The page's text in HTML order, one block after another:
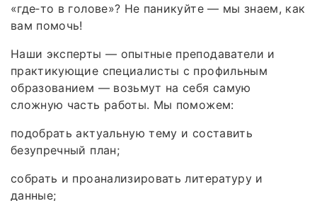
«где‑то в голове»? Не паникуйте — мы знаем, как
вам помочь!
Наши эксперты — опытные преподаватели и
практикующие специалисты с профильным
образованием — возьмут на себя самую
сложную часть работы. Мы поможем:
подобрать актуальную тему и составить
безупречный план;
собрать и проанализировать литературу и
данные;